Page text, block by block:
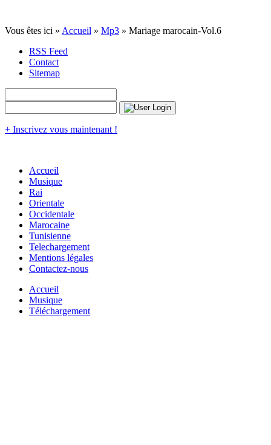
Vous êtes ici » Accueil » Mp3 » Mariage marocain-Vol.6
RSS Feed
Contact
Sitemap
+ Inscrivez vous maintenant !
Accueil
Musique
Rai
Orientale
Occidentale
Marocaine
Tunisienne
Telechargement
Mentions légales
Contactez-nous
Accueil
Musique
Téléchargement